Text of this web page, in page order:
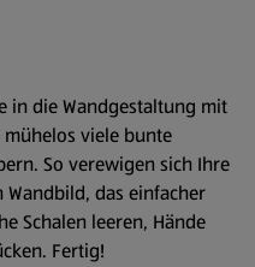
in die Wandgestaltung mit
viele bunte
So verewigen sich Ihre
das einfacher
Schalen leeren, Hände
Fertig!